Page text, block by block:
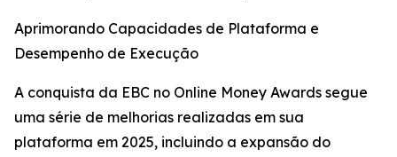
Aprimorando Capacidades de Plataforma e
Desempenho de Execução
A conquista da EBC no Online Money Awards segue
uma série de melhorias realizadas em sua
plataforma em 2025, incluindo a expansão do